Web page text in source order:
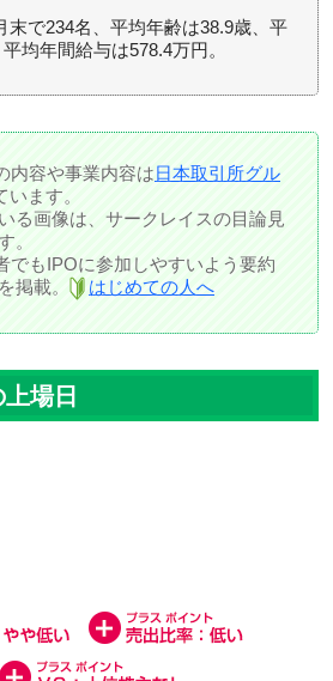
末で234名、平均年齢は38.9歳、平
均年間給与は578.4万円。
内容や事業内容は日本取引所グル
ます。
る画像は、サークレイスの目論見
。
でもIPOに参加しやすいよう要約
掲載。
はじめての人へ
場日